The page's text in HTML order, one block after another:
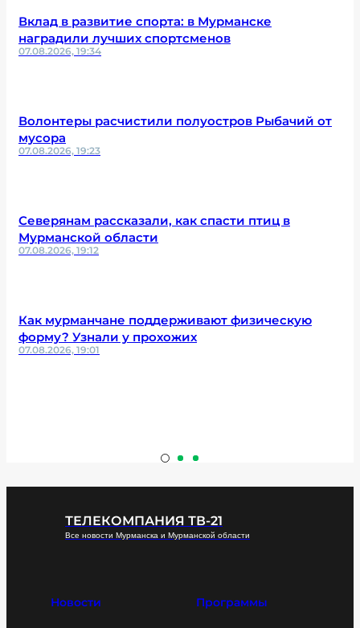
Вклад в развитие спорта: в Мурманске
наградили лучших спортсменов
07.08.2026, 19:34
Волонтеры расчистили полуостров Рыбачий от
мусора
07.08.2026, 19:23
Северянам рассказали, как спасти птиц в
Мурманской области
07.08.2026, 19:12
Как мурманчане поддерживают физическую
форму? Узнали у прохожих
07.08.2026, 19:01
ТЕЛЕКОМПАНИЯ ТВ-21
Все новости Мурманска и Мурманской области
Новости Программы